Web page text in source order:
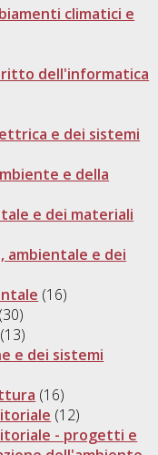
climatici e
dell'informatica
e dei sistemi
e della
e dei materiali
ambientale e dei
(16)
(30)
(13)
e dei sistemi
(16)
(12)
- progetti e